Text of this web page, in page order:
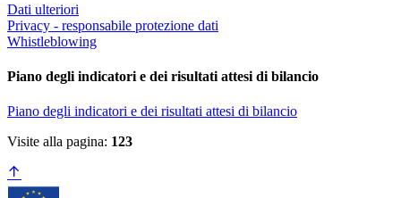
Dati ulteriori
Privacy - responsabile protezione dati
Whistleblowing
Piano degli indicatori e dei risultati attesi di bilancio
Piano degli indicatori e dei risultati attesi di bilancio
Visite alla pagina: 123